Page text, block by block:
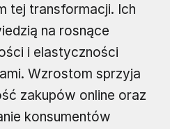
tej transformacji. Ich
na rosnące
i elastyczności
Wzrostom sprzyja
zakupów online oraz
konsumentów